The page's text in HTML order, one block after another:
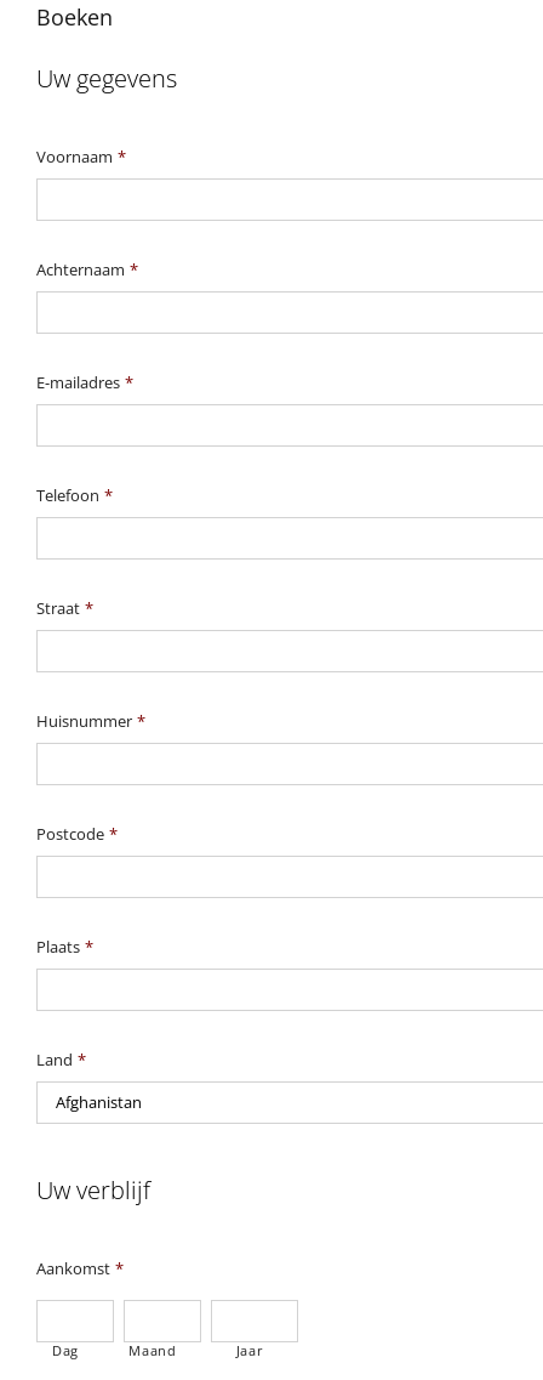
Boeken
Uw gegevens
Voornaam *
Achternaam *
E-mailadres *
Telefoon *
Straat *
Huisnummer *
Postcode *
Plaats *
Land *
Uw verblijf
Aankomst *
Dag Maand Jaar